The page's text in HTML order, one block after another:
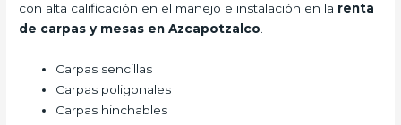
con alta calificación en el manejo e instalación en la renta
de carpas y mesas en Azcapotzalco.
Carpas sencillas
Carpas poligonales
Carpas hinchables